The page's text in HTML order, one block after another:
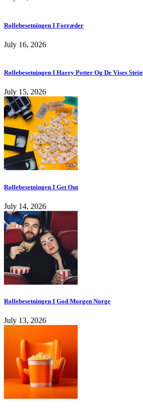
Rollebesetningen I Forræder
July 16, 2026
Rollebesetningen I Harry Potter Og De Vises Stein
July 15, 2026
Rollebesetningen I Get Out
July 14, 2026
Rollebesetningen I God Morgen Norge
July 13, 2026